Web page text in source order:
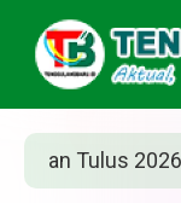
Tulus 2026: